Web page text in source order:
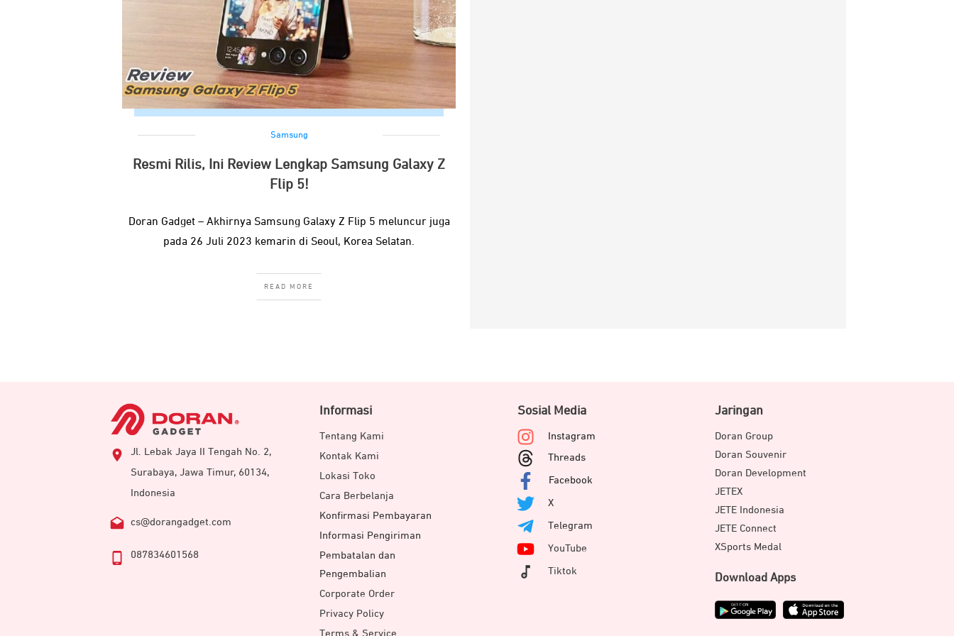
Samsung
Resmi Rilis, Ini Review Lengkap Samsung Galaxy Z
Flip 5!
Doran Gadget – Akhirnya Samsung Galaxy Z Flip 5 meluncur juga
pada 26 Juli 2023 kemarin di Seoul, Korea Selatan.
READ MORE
Jl. Lebak Jaya II Tengah No. 2,
Surabaya, Jawa Timur, 60134,
Indonesia
cs@dorangadget.com
087834601568
Informasi
Tentang Kami
Kontak Kami
Lokasi Toko
Cara Berbelanja
Konfirmasi Pembayaran
Informasi Pengiriman
Pembatalan dan
Pengembalian
Corporate Order
Privacy Policy
Terms & Service
Sosial Media
Instagram
Threads
Facebook
X
Telegram
YouTube
Tiktok
Jaringan
Doran Group
Doran Souvenir
Doran Development
JETEX
JETE Indonesia
JETE Connect
XSports Medal
Download Apps